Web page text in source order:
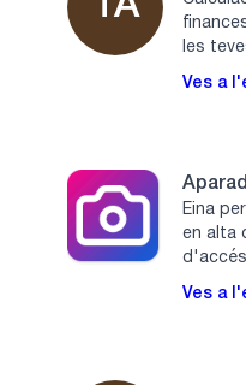
les
Ves a
Eina
en alta
Ves a